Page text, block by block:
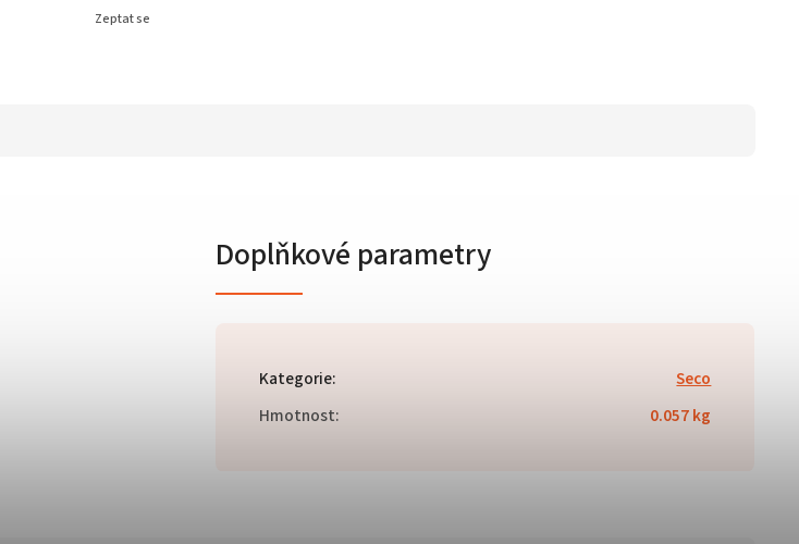
Zeptat se
Doplňkové parametry
Kategorie:
Seco
Hmotnost: 0.057 kg